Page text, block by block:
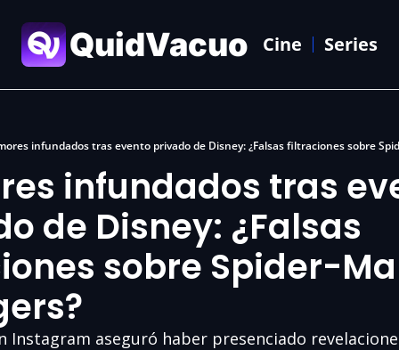
QuidVacuo Cine Series
infundados tras evento privado de Disney: ¿Falsas filtraciones sobre
infundados tras
de Disney: ¿Falsas
sobre Spider-
Instagram aseguró haber presenciado